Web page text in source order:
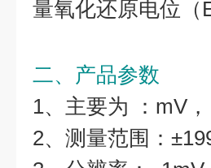
量氧化还原电位（
二、产品参数
1、主要为 ：mV
2、测量范围：